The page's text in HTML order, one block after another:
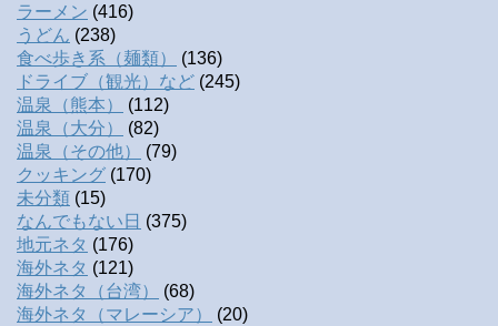
ラーメン (416)
うどん (238)
食べ歩き系（麺類）
(136)
ドライブ（観光）など (245)
温泉（熊本）
(112)
温泉（大分）
(82)
温泉（その他）
(79)
クッキング (170)
未分類 (15)
なんでもない日 (375)
地元ネタ (176)
海外ネタ (121)
海外ネタ（台湾）
(68)
海外ネタ（マレーシア）
(20)